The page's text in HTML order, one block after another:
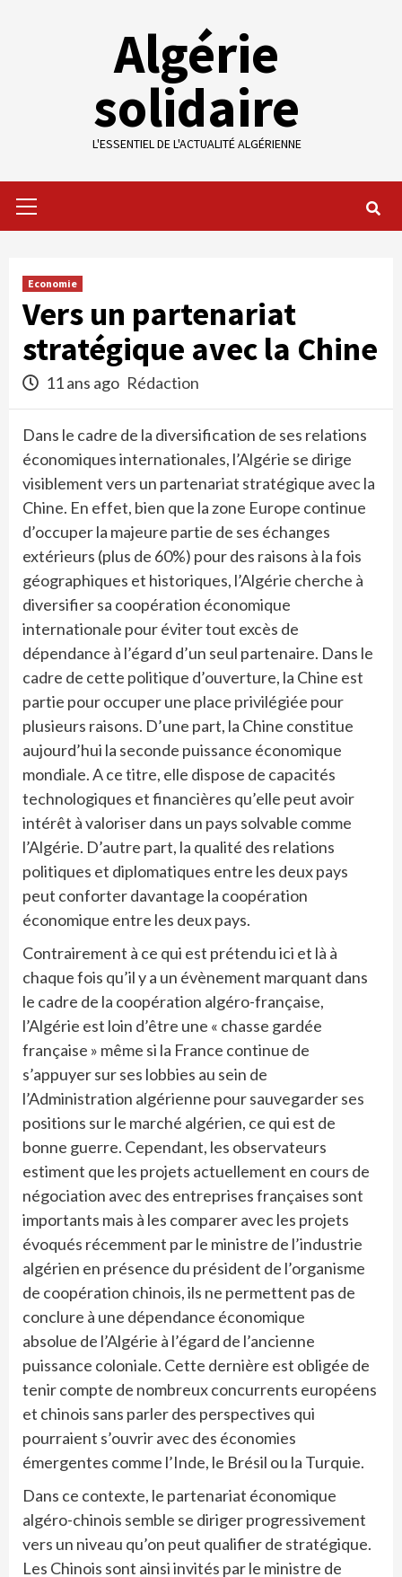
Algérie
solidaire
L'ESSENTIEL DE L'ACTUALITÉ ALGÉRIENNE
Menu
Economie
Vers un partenariat
stratégique avec la Chine
11 ans ago Rédaction
Dans le cadre de la diversification de ses relations
économiques internationales, l’Algérie se dirige
visiblement vers un partenariat stratégique avec la
Chine. En effet, bien que la zone Europe continue
d’occuper la majeure partie de ses échanges
extérieurs (plus de 60%) pour des raisons à la fois
géographiques et historiques, l’Algérie cherche à
diversifier sa coopération économique
internationale pour éviter tout excès de
dépendance à l’égard d’un seul partenaire. Dans le
cadre de cette politique d’ouverture, la Chine est
partie pour occuper une place privilégiée pour
plusieurs raisons. D’une part, la Chine constitue
aujourd’hui la seconde puissance économique
mondiale. A ce titre, elle dispose de capacités
technologiques et financières qu’elle peut avoir
intérêt à valoriser dans un pays solvable comme
l’Algérie. D’autre part, la qualité des relations
politiques et diplomatiques entre les deux pays
peut conforter davantage la coopération
économique entre les deux pays.
Contrairement à ce qui est prétendu ici et là à
chaque fois qu’il y a un évènement marquant dans
le cadre de la coopération algéro-française,
l’Algérie est loin d’être une « chasse gardée
française » même si la France continue de
s’appuyer sur ses lobbies au sein de
l’Administration algérienne pour sauvegarder ses
positions sur le marché algérien, ce qui est de
bonne guerre. Cependant, les observateurs
estiment que les projets actuellement en cours de
négociation avec des entreprises françaises sont
importants mais à les comparer avec les projets
évoqués récemment par le ministre de l’industrie
algérien en présence du président de l’organisme
de coopération chinois, ils ne permettent pas de
conclure à une dépendance économique
absolue de l’Algérie à l’égard de l’ancienne
puissance coloniale. Cette dernière est obligée de
tenir compte de nombreux concurrents européens
et chinois sans parler des perspectives qui
pourraient s’ouvrir avec des économies
émergentes comme l’Inde, le Brésil ou la Turquie.
Dans ce contexte, le partenariat économique
algéro-chinois semble se diriger progressivement
vers un niveau qu’on peut qualifier de stratégique.
Les Chinois sont ainsi invités par le ministre de